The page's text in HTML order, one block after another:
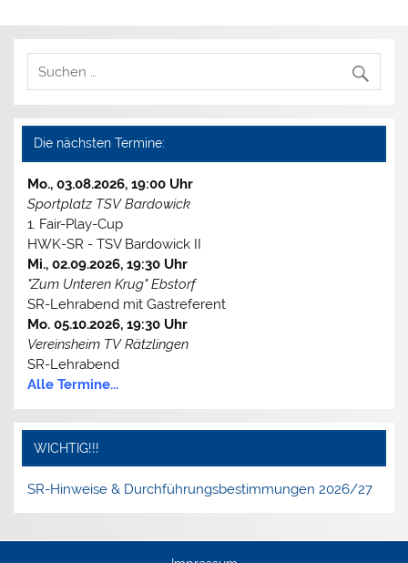
Die nächsten Termine:
Mo., 03.08.2026, 19:00 Uhr
Sportplatz TSV Bardowick
1. Fair-Play-Cup
HWK-SR - TSV Bardowick II
Mi., 02.09.2026, 19:30 Uhr
"Zum Unteren Krug" Ebstorf
SR-Lehrabend mit Gastreferent
Mo. 05.10.2026, 19:30 Uhr
Vereinsheim TV Rätzlingen
SR-Lehrabend
Alle Termine...
WICHTIG!!!
SR-Hinweise & Durchführungsbestimmungen 2026/27